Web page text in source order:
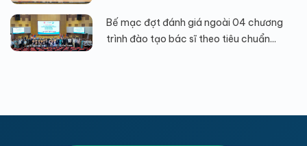
Bế mạc đợt đánh giá ngoài 04 chương
trình đào tạo bác sĩ theo tiêu chuẩn...